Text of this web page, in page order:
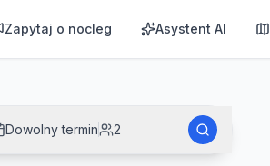
Zapytaj o nocleg Asystent AI
Dowolny termin 2